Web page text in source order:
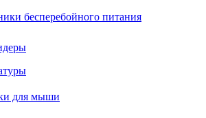
бесперебойного питания
для мыши